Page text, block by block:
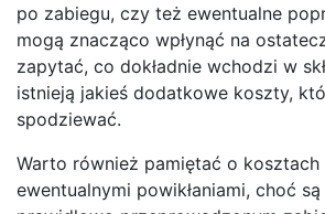
po zabiegu, czy też ewentualne
mogą znacząco wpłynąć na
zapytać, co dokładnie wchodzi w
istnieją jakieś dodatkowe koszty,
spodziewać.
Warto również pamiętać o kosztach
ewentualnymi powikłaniami, choć